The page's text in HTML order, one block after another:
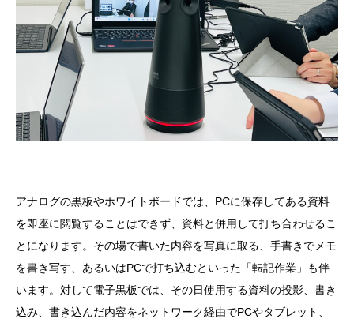
アナログの黒板やホワイトボードでは、PCに保存してある資料
を即座に閲覧することはできず、資料と併用して打ち合わせるこ
とになります。その場で書いた内容を写真に取る、手書きでメモ
を書き写す、あるいはPCで打ち込むといった「転記作業」も伴
います。対して電子黒板では、その日使用する資料の投影、書き
込み、書き込んだ内容をネットワーク経由でPCやタブレット、